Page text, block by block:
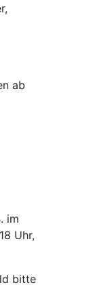
ab
im
Uhr,
bitte